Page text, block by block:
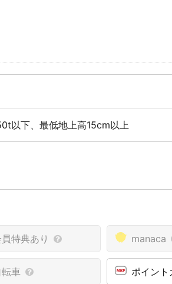
以下、最低地上高15cm以上
特典あり manaca
転車 ポイン